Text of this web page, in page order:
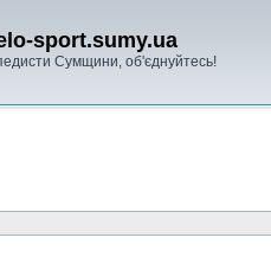
sport.sumy.ua
Сумщини, об'єднуйтесь!